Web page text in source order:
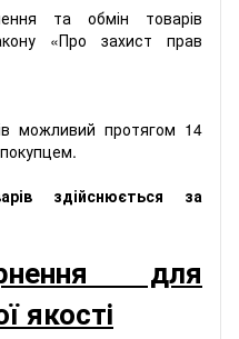
та обмін товарів
«Про захист прав
можливий протягом 14
здійснюється за
для
якості